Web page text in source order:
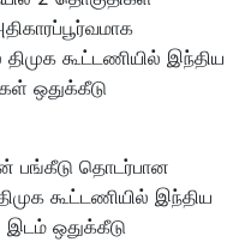
கூட்டணியில் இந்திய
ஒதுக்கீடு
பங்கீடு தொடர்பான
கூட்டணியில் இந்திய
இடம் ஒதுக்கீடு